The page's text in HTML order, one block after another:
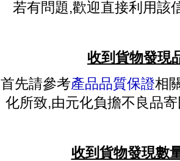
若有問題,歡迎直接利用該
收到貨物發現
首先請參考產品品質保證相
化所致,由元化負擔不良品
收到貨物發現數